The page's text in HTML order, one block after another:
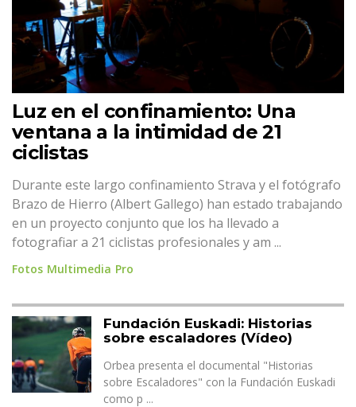
Luz en el confinamiento: Una
ventana a la intimidad de 21
ciclistas
Durante este largo confinamiento Strava y el fotógrafo
Brazo de Hierro (Albert Gallego) han estado trabajando
en un proyecto conjunto que los ha llevado a
fotografiar a 21 ciclistas profesionales y am ...
Fotos Multimedia Pro
Fundación Euskadi: Historias
sobre escaladores (Vídeo)
Orbea presenta el documental "Historias
sobre Escaladores" con la Fundación Euskadi
como p ...